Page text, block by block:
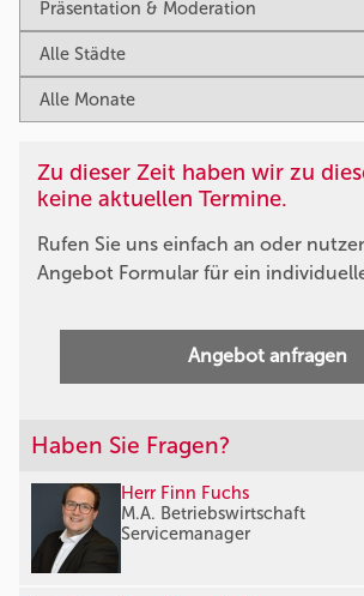
Zu dieser Zeit haben wir zu
keine aktuellen Termine.
Rufen Sie uns einfach an oder
Angebot Formular für ein
Angebot anfragen
Haben Sie Fragen?
Herr Finn Fuchs
M.A. Betriebswirtschaft
Servicemanager